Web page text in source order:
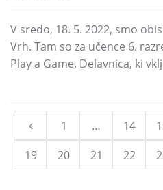
V sredo, 18. 5. 2022, smo
Vrh. Tam so za učence 6.
Play a Game. Delavnica, ki
1 … 14
19
20 21 22